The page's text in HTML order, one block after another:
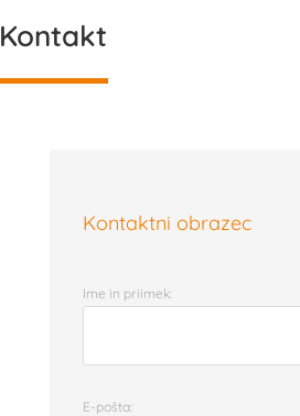
Kontakt
Kontaktni obrazec
Ime in priimek:
E-pošta: